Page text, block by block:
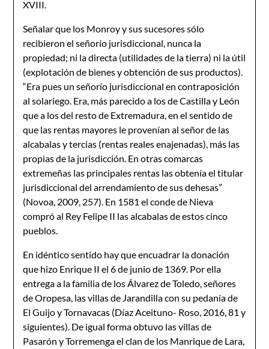
XVIII.
Señalar que los Monroy y sus sucesores sólo
recibieron el señorío jurisdiccional, nunca la
propiedad; ni la directa (utilidades de la tierra) ni la útil
(explotación de bienes y obtención de sus productos).
“Era pues un señorío jurisdiccional en contraposición
al solariego. Era, más parecido a los de Castilla y León
que a los del resto de Extremadura, en el sentido de
que las rentas mayores le provenían al señor de las
alcabalas y tercias (rentas reales enajenadas), más las
propias de la jurisdicción. En otras comarcas
extremeñas las principales rentas las obtenía el titular
jurisdiccional del arrendamiento de sus dehesas”
(Novoa, 2009, 257). En 1581 el conde de Nieva
compró al Rey Felipe II las alcabalas de estos cinco
pueblos.
En idéntico sentido hay que encuadrar la donación
que hizo Enrique II el 6 de junio de 1369. Por ella
entrega a la familia de los Álvarez de Toledo, señores
de Oropesa, las villas de Jarandilla con su pedanía de
El Guijo y Tornavacas (Díaz Aceituno- Roso, 2016, 81 y
siguientes). De igual forma obtuvo las villas de
Pasarón y Torremenga el clan de los Manrique de Lara,